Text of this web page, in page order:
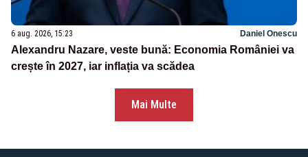
6 aug. 2026, 15:23 Daniel Onescu
Alexandru Nazare, veste bună: Economia României va
crește în 2027, iar inflația va scădea
Mai Multe